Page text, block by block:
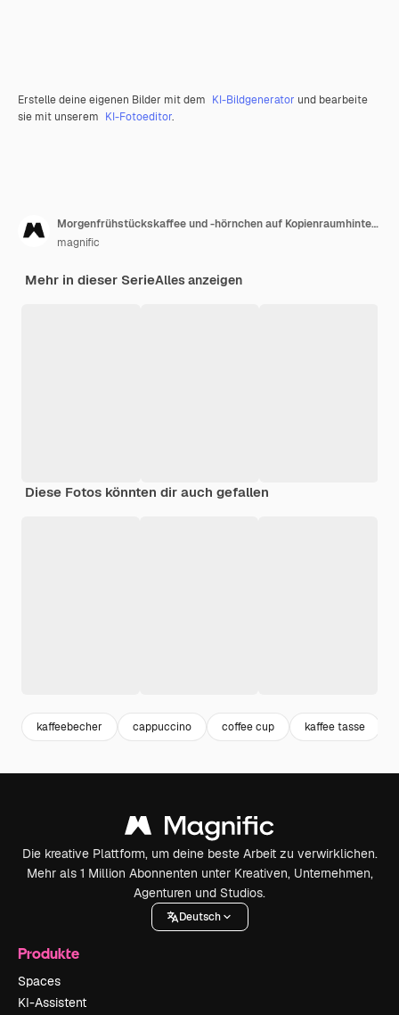
Erstelle deine eigenen Bilder mit dem KI-Bildgenerator und bearbeite
sie mit unserem KI-Fotoeditor.
Morgenfrühstückskaffee und -hörnchen auf Kopienraumhintergrund
magnific
Mehr in dieser SerieAlles anzeigen
Diese Fotos könnten dir auch gefallen
kaffeebecher cappuccino coffee cup kaffee tasse
Die kreative Plattform, um deine beste Arbeit zu verwirklichen.
Mehr als 1 Million Abonnenten unter Kreativen, Unternehmen,
Agenturen und Studios.
Deutsch
Produkte
Spaces
KI-Assistent